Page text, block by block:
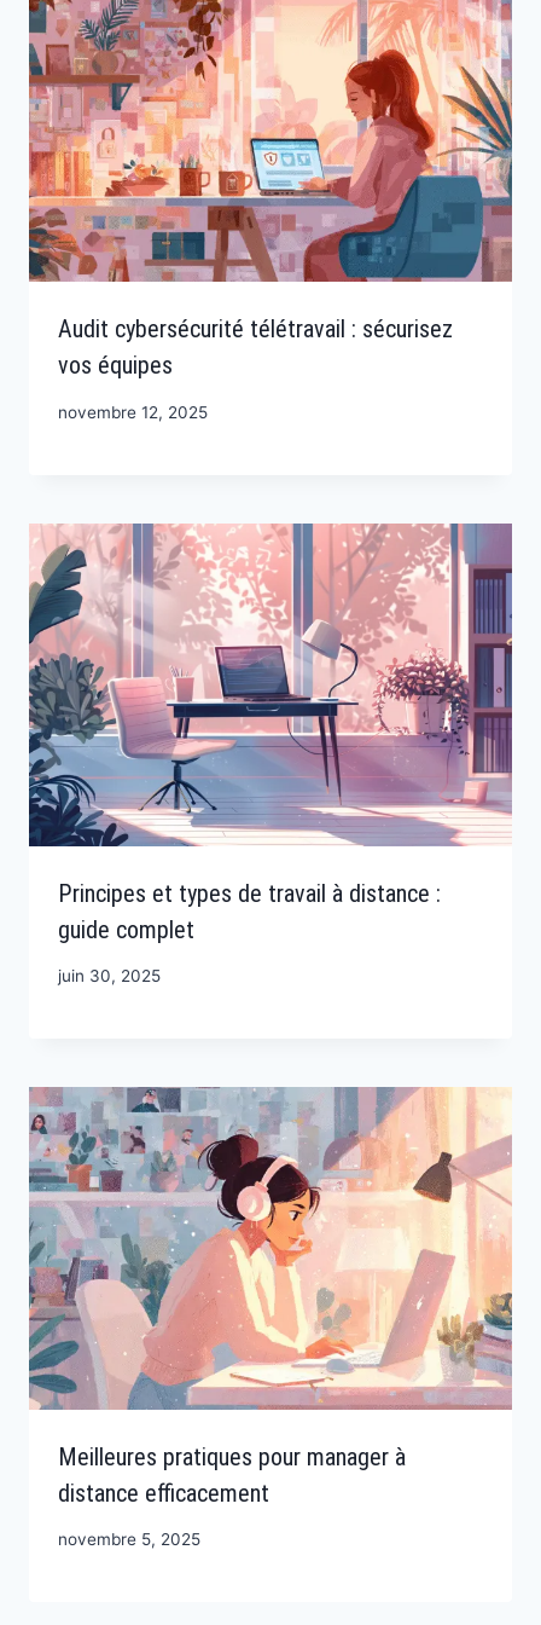
Audit cybersécurité télétravail : sécurisez
vos équipes
novembre 12, 2025
Principes et types de travail à distance :
guide complet
juin 30, 2025
Meilleures pratiques pour manager à
distance efficacement
novembre 5, 2025